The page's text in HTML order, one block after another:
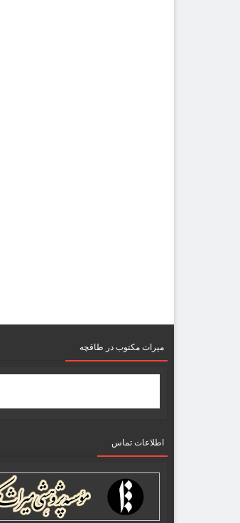
میرات مکتوب در طاقچه
اطلاعات تماس